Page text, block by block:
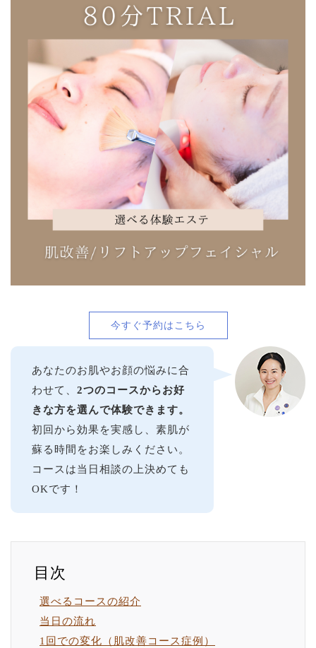
今すぐ予約はこちら
あなたのお肌やお顔の悩みに合
わせて、 2つのコースからお好
きな方を選んで体験できます。
初回から効果を実感し、素肌が
蘇る時間をお楽しみください。
コースは当日相談の上決めても
OKです！
選べるコースの紹介
当日の流れ
1回での変化（肌改善コース症例）